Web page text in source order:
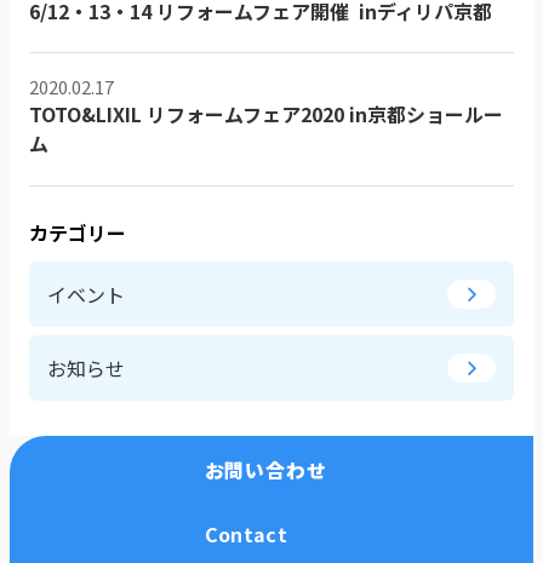
6/12・13・14 リフォームフェア開催 inディリパ京都
2020.02.17
TOTO&LIXIL リフォームフェア2020 in京都ショールー
ム
カテゴリー
イベント
お知らせ
お問い合わせ
Contact